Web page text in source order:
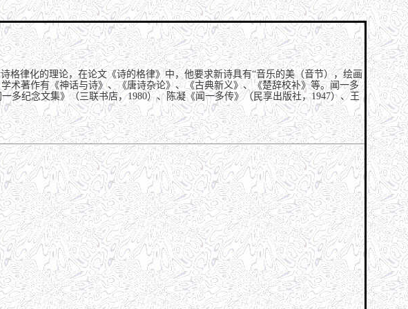
格律化的理论，在论文《诗的格律》中，他要求新诗具有“音乐的美（音节），绘画
术著作有《神话与诗》、《唐诗杂论》、《古典新义》、《楚辞校补》等。闻一多
多纪念文集》（三联书店，1980）、陈凝《闻一多传》（民享出版社，1947）、王